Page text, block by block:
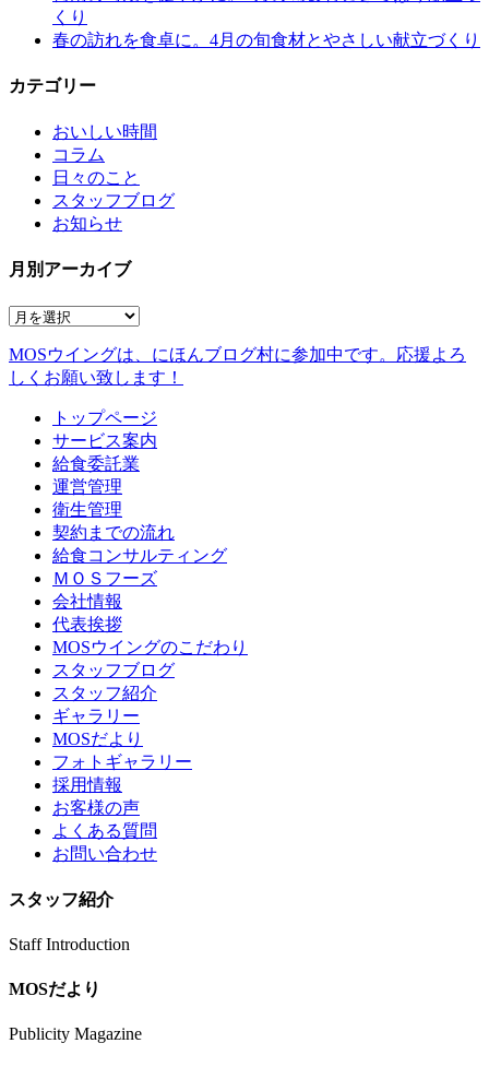
くり
春の訪れを食卓に。4月の旬食材とやさしい献立づくり
カテゴリー
おいしい時間
コラム
日々のこと
スタッフブログ
お知らせ
月別アーカイブ
MOSウイングは、にほんブログ村に参加中です。 応援よろ
しくお願い致します！
トップページ
サービス案内
給食委託業
運営管理
衛生管理
契約までの流れ
給食コンサルティング
ＭＯＳフーズ
会社情報
代表挨拶
MOSウイングのこだわり
スタッフブログ
スタッフ紹介
ギャラリー
MOSだより
フォトギャラリー
採用情報
お客様の声
よくある質問
お問い合わせ
スタッフ紹介
Staff Introduction
MOSだより
Publicity Magazine